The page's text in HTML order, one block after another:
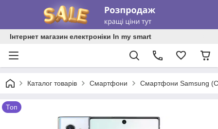
Інтернет магазин електроніки In my smart
Каталог товарів Смартфони Смартфони Samsung
Топ